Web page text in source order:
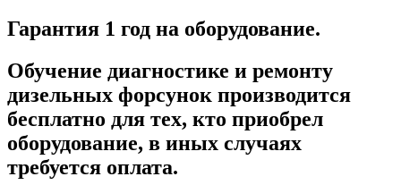
Гарантия 1 год на оборудование.
Обучение диагностике и ремонту
дизельных форсунок производится
бесплатно для тех, кто приобрел
оборудование, в иных случаях
требуется оплата.